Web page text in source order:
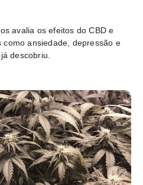
avalia os efeitos do CBD e
ansiedade, depressão e
descobriu.